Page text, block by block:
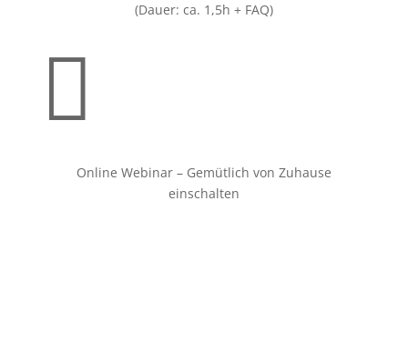
(Dauer: ca. 1,5h + FAQ)

Online Webinar – Gemütlich von Zuhause
einschalten